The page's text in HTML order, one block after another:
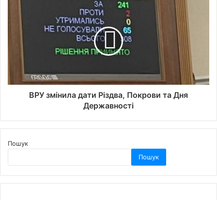
ВРУ змінила дати Різдва, Покрови та Дня
Державності
Пошук
Пошук